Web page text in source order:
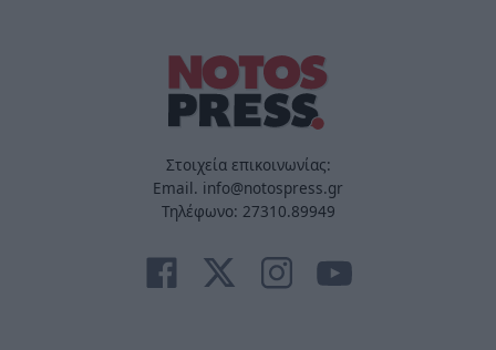
Στοιχεία επικοινωνίας:
Email. info@notospress.gr
Τηλέφωνο: 27310.89949